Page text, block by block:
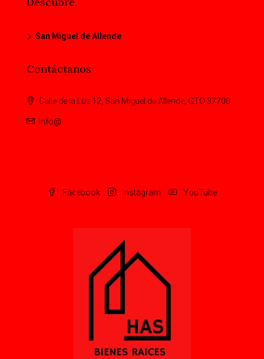
San Miguel de Allende
Contáctanos
Calle de la Luz 12, San Miguel de Allende, GTO 37700
info@
Facebook Instagram YouTube